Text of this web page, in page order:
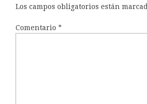
Los campos obligatorios están
Comentario *